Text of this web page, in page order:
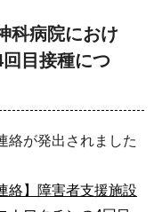
科病院におけ
目接種につ
絡が発出されました
絡】障害者支援施設